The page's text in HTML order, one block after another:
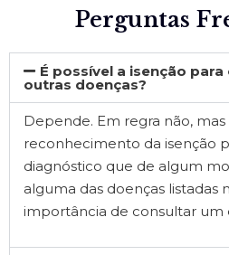
Perguntas
É possível a isenção
outras doenças?
Depende. Em regra não,
reconhecimento da isenção
diagnóstico que de algum
alguma das doenças listadas
importância de consultar um